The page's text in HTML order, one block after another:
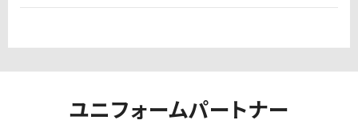
ユニフォームパートナー